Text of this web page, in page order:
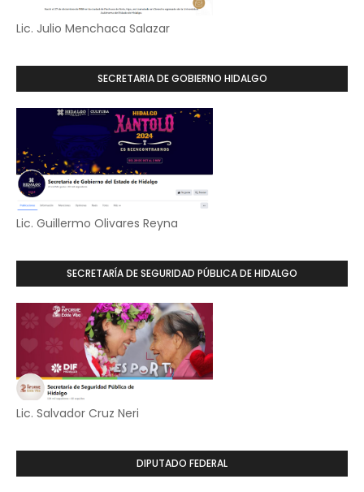
Lic. Julio Menchaca Salazar
SECRETARIA DE GOBIERNO HIDALGO
Lic. Guillermo Olivares Reyna
SECRETARÍA DE SEGURIDAD PÚBLICA DE HIDALGO
Lic. Salvador Cruz Neri
DIPUTADO FEDERAL